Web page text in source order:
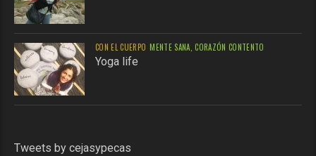
CON EL CUERPO MENTE SANA, CORAZÓN CONTENTO
Yoga life
Tweets by cejasypecas